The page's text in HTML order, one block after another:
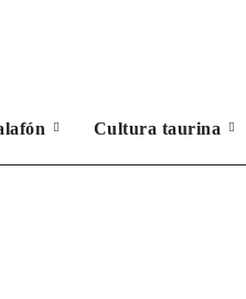
Cultura taurina